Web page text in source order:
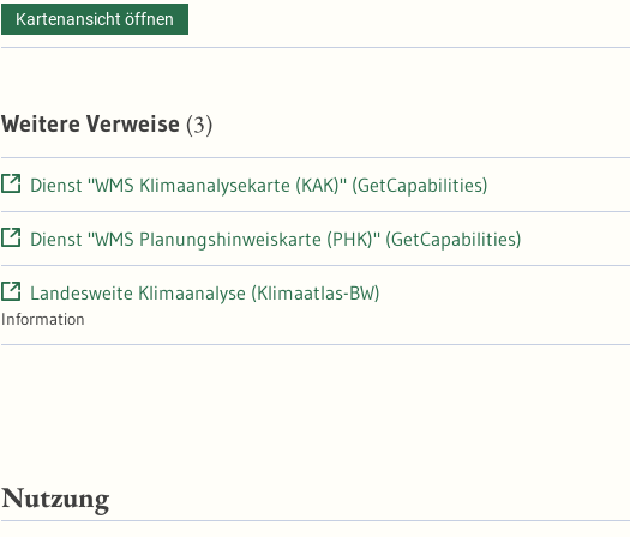
Kartenansicht öffnen
Weitere Verweise (3)
Dienst "WMS Klimaanalysekarte (KAK)" (GetCapabilities)
Dienst "WMS Planungshinweiskarte (PHK)" (GetCapabilities)
Landesweite Klimaanalyse (Klimaatlas-BW)
Information
Nutzung